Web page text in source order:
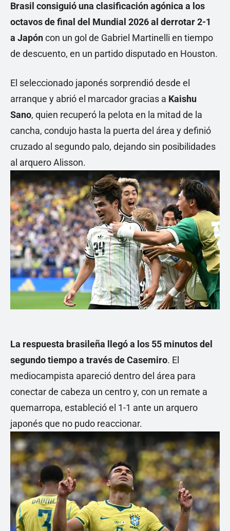
Brasil consiguió una clasificación agónica a los
octavos de final del Mundial 2026 al derrotar 2-1
a Japóncon un gol de Gabriel Martinelli en tiempo
de descuento, en un partido disputado en Houston.
El seleccionado japonés sorprendió desde el
arranque y abrió el marcador gracias a Kaishu
Sano, quien recuperó la pelota en la mitad de la
cancha, condujo hasta la puerta del área y definió
cruzado al segundo palo, dejando sin posibilidades
al arquero Alisson.
La respuesta brasileña llegó a los 55 minutos del
segundo tiempo a través deCasemiro. El
mediocampista apareció dentro del área para
conectar de cabeza un centro y, con un remate a
quemarropa, estableció el 1-1 ante un arquero
japonés que no pudo reaccionar.